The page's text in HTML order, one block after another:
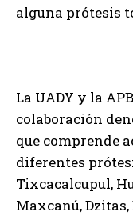
alguna prótesis
La UADY y la
colaboración
que comprende
diferentes
Tixcacalcupul,
Maxcanú,